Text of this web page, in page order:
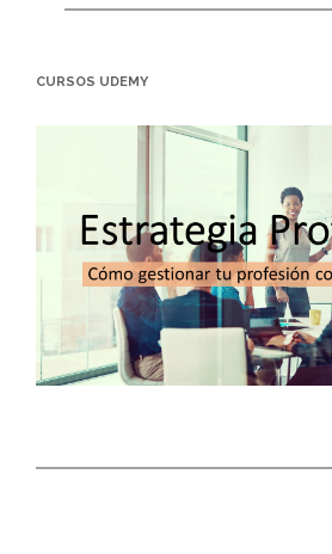
CURSOS UDEMY